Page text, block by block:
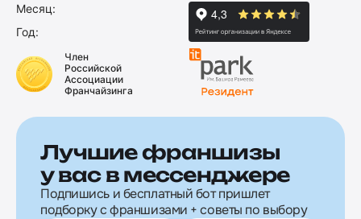
Месяц:
Год:
Член
Российской
Ассоциации
Франчайзинга
Лучшие франшизы
у вас в мессенджере
Подпишись и бесплатный бот пришлет
подборку с франшизами + советы по выбору